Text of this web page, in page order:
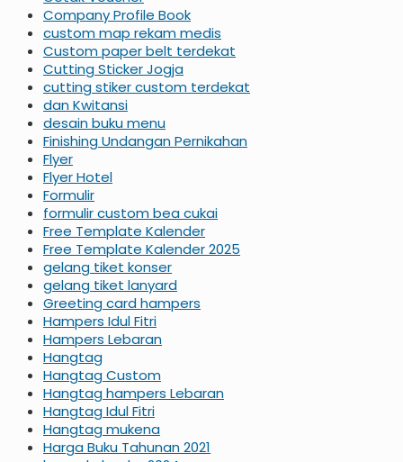
Company Profile Book
custom map rekam medis
Custom paper belt terdekat
Cutting Sticker Jogja
cutting stiker custom terdekat
dan Kwitansi
desain buku menu
Finishing Undangan Pernikahan
Flyer
Flyer Hotel
Formulir
formulir custom bea cukai
Free Template Kalender
Free Template Kalender 2025
gelang tiket konser
gelang tiket lanyard
Greeting card hampers
Hampers Idul Fitri
Hampers Lebaran
Hangtag
Hangtag Custom
Hangtag hampers Lebaran
Hangtag Idul Fitri
Hangtag mukena
Harga Buku Tahunan 2021